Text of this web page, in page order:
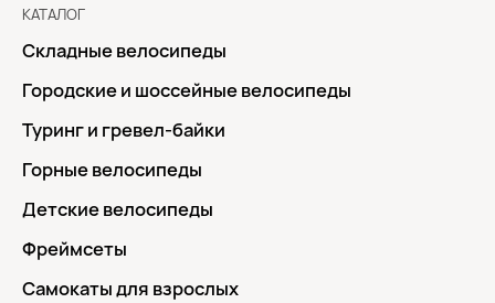
КАТАЛОГ
Складные велосипеды
Городские и шоссейные велосипеды
Туринг и гревел-байки
Горные велосипеды
Детские велосипеды
Фреймсеты
Самокаты для взрослых